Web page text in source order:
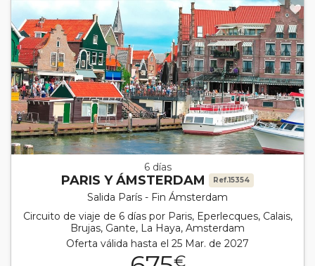
6 días
PARIS Y ÁMSTERDAM Ref.15354
Salida París - Fin Ámsterdam
Circuito de viaje de 6 días por Paris, Eperlecques, Calais,
Brujas, Gante, La Haya, Amsterdam
Oferta válida hasta el 25 Mar. de 2027
€